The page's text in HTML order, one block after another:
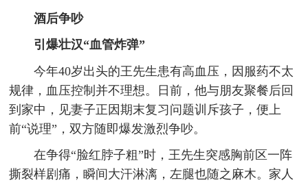
酒后争吵
引爆壮汉“血管炸弹”
今年40岁出头的王先生患有高血压，因服药不太
规律，血压控制并不理想。日前，他与朋友聚餐后回
到家中，见妻子正因期末复习问题训斥孩子，便上
前“说理”，双方随即爆发激烈争吵。
在争得“脸红脖子粗”时，王先生突感胸前区一阵
撕裂样剧痛，瞬间大汗淋漓，左腿也随之麻木。家人